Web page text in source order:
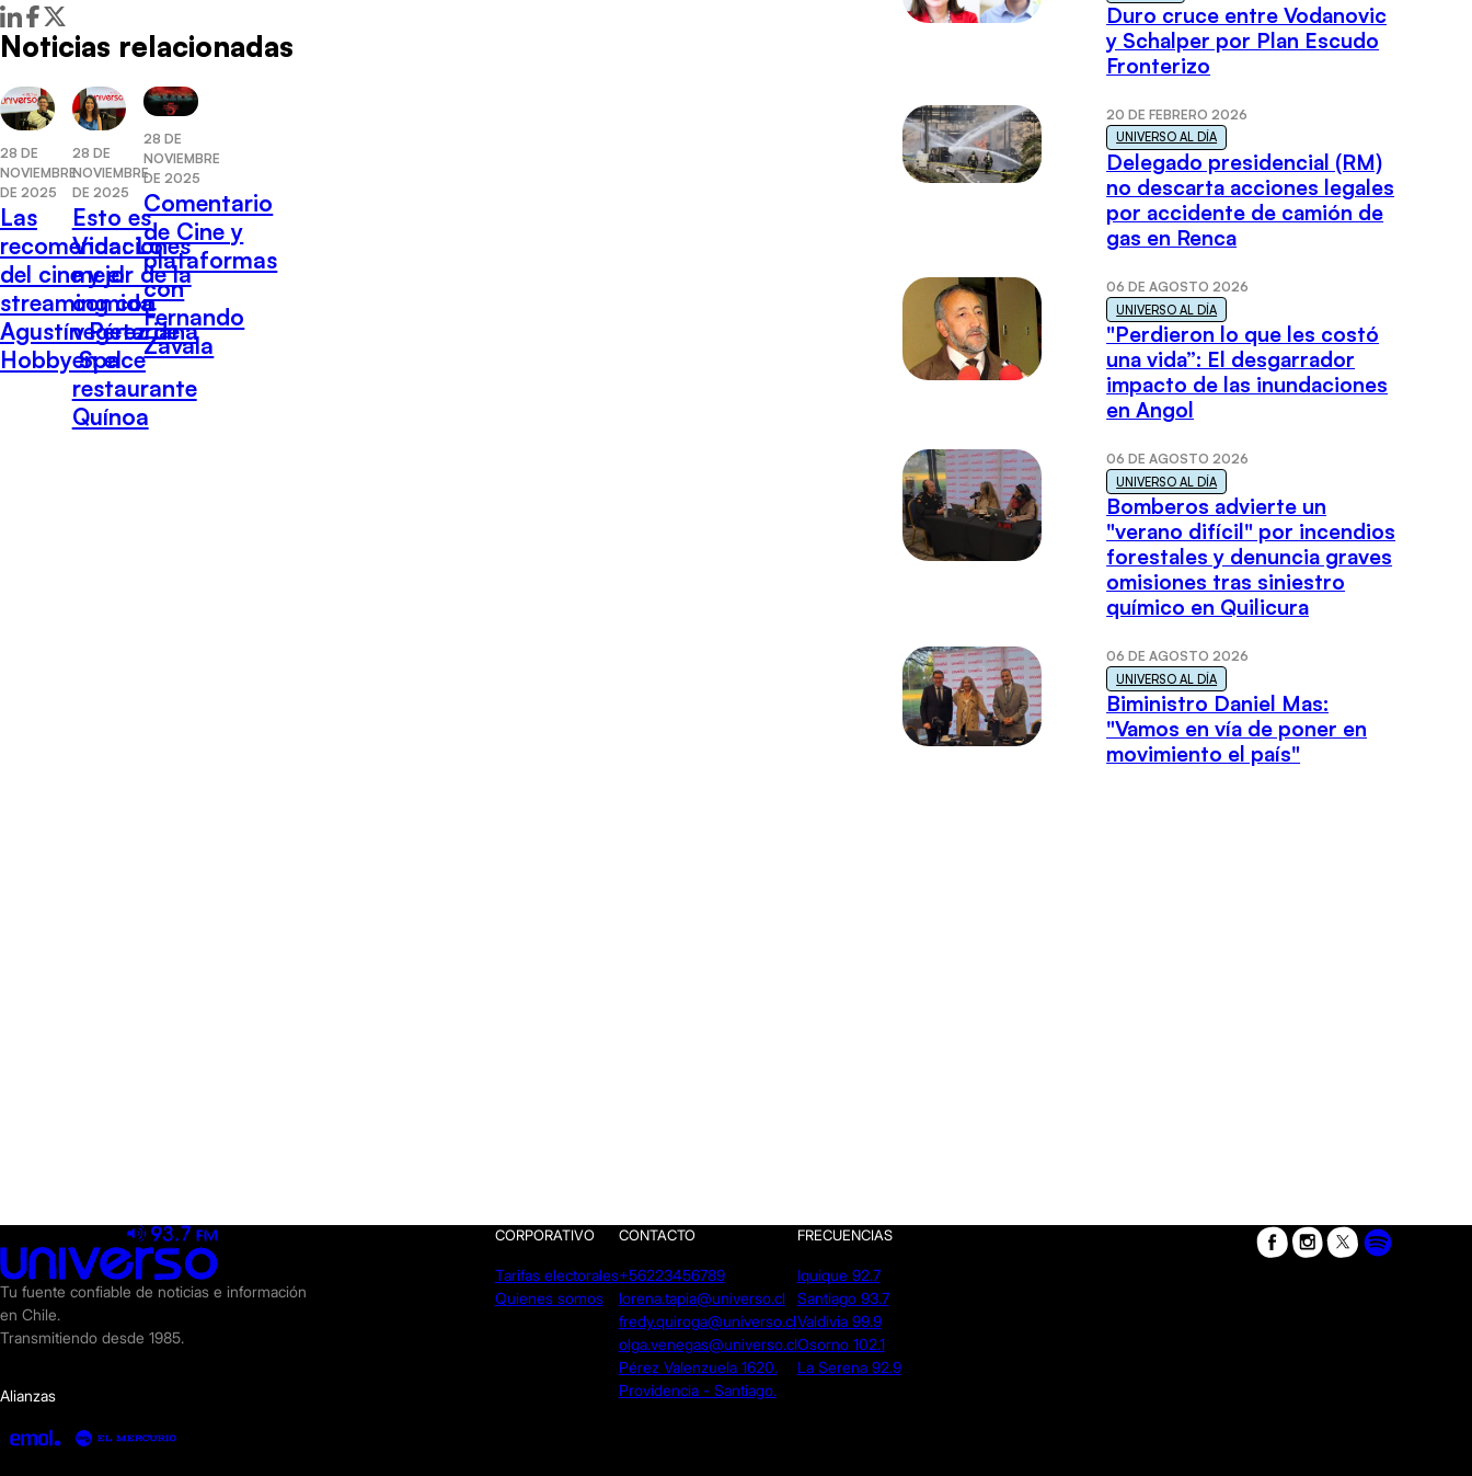
Noticias relacionadas
28 DE
NOVIEMBRE
DE 2025
Las
recomendaciones
del cine y el
streaming con
Agustín Pérez de
Hobby Space
28 DE
NOVIEMBRE
DE 2025
Esto es
Vida: Lo
mejor de la
comida
vegetariana
en el
restaurante
Quínoa
28 DE
NOVIEMBRE
DE 2025
Comentario
de Cine y
plataformas
con
Fernando
Zavala
Duro cruce entre Vodanovic
y Schalper por Plan Escudo
Fronterizo
20 DE FEBRERO 2026
UNIVERSO AL DÍA
Delegado presidencial (RM)
no descarta acciones legales
por accidente de camión de
gas en Renca
06 DE AGOSTO 2026
UNIVERSO AL DÍA
"Perdieron lo que les costó
una vida”: El desgarrador
impacto de las inundaciones
en Angol
06 DE AGOSTO 2026
UNIVERSO AL DÍA
Bomberos advierte un
"verano difícil" por incendios
forestales y denuncia graves
omisiones tras siniestro
químico en Quilicura
06 DE AGOSTO 2026
UNIVERSO AL DÍA
Biministro Daniel Mas:
"Vamos en vía de poner en
movimiento el país"
Tu fuente confiable de noticias e información
en Chile.
Transmitiendo desde 1985.
Alianzas
CORPORATIVO
Tarifas electorales
Quienes somos
CONTACTO
+56223456789
lorena.tapia@universo.cl
fredy.quiroga@universo.cl
olga.venegas@universo.cl
Pérez Valenzuela 1620.
Providencia - Santiago.
FRECUENCIAS
Iquique 92.7
Santiago 93.7
Valdivia 99.9
Osorno 102.1
La Serena 92.9